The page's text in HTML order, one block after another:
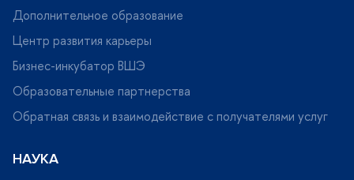
Дополнительное образование
Центр развития карьеры
Бизнес-инкубатор ВШЭ
Образовательные партнерства
Обратная связь и взаимодействие с получателями услу
НАУКА